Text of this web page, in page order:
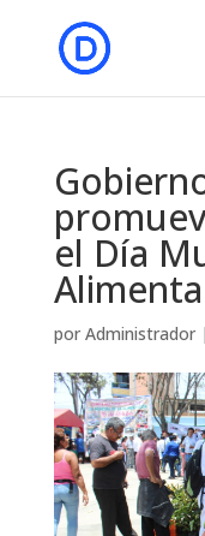
el Día
por Administrador|